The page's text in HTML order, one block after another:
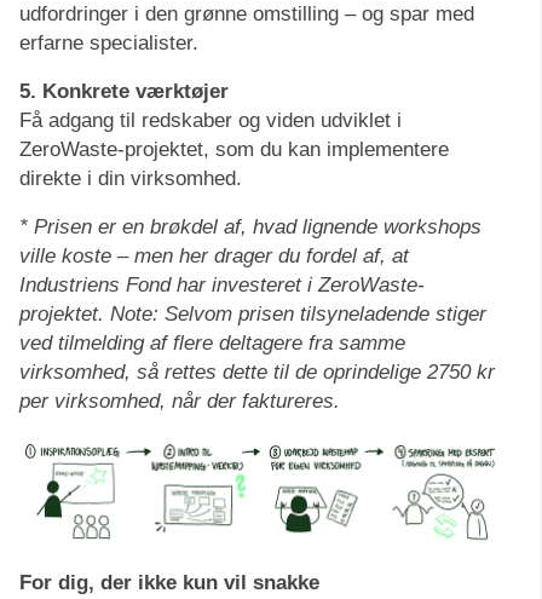
udfordringer i den grønne omstilling – og spar med
erfarne specialister.
5. Konkrete værktøjer
Få adgang til redskaber og viden udviklet i
ZeroWaste-projektet, som du kan implementere
direkte i din virksomhed.
* Prisen er en brøkdel af, hvad lignende workshops
ville koste – men her drager du fordel af, at
Industriens Fond har investeret i ZeroWaste-
projektet. Note: Selvom prisen tilsyneladende stiger
ved tilmelding af flere deltagere fra samme
virksomhed, så rettes dette til de oprindelige 2750 kr
per virksomhed, når der faktureres.
For dig, der ikke kun vil snakke